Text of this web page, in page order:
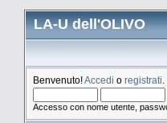
LA-U dell'OLIVO
Benvenuto!Accedi o registrati
Accesso con nome utente,